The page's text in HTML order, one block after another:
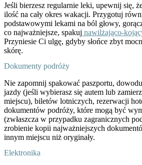
Jeśli bierzesz regularnie leki, upewnij się,
ilość na cały okres wakacji. Przygotuj
podstawowymi lekami na ból głowy,
co najważniejsze, spakuj nawilżająco-
Przyniesie Ci ulgę, gdyby słońce zbyt
skórę.
Dokumenty podróży
Nie zapomnij spakować paszportu,
jazdy (jeśli wybierasz się autem lub
miejscu), biletów lotniczych, rezerwacji
dokumentów podróży, które mogą być
(zwłaszcza w przypadku zagranicznych
zrobienie kopii najważniejszych
innym miejscu niż oryginały.
Elektronika